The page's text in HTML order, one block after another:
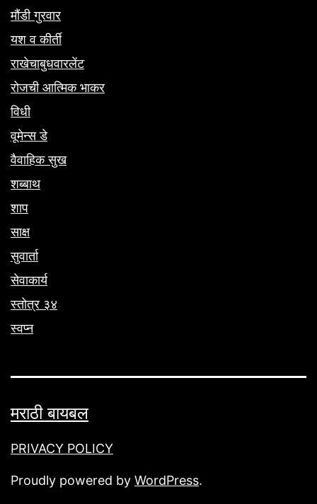
मौंडी गुरवार
यश व कीर्ती
राखेचाबुधवारलेंट
रोजची आत्मिक भाकर
विधी
वूमेन्स डे
वैवाहिक सुख
शब्बाथ
शाप
साक्ष
सुवार्ता
सेवाकार्य
स्तोत्र ३४
स्वप्न
मराठी बायबल
PRIVACY POLICY
Proudly powered by WordPress.